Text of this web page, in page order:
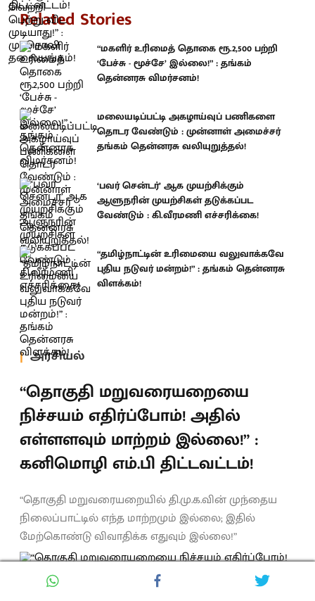
Related Stories
“மகளிர் உரிமைத் தொகை ரூ.2,500 பற்றி
‘பேச்சு - மூச்சே’ இல்லை!” : தங்கம்
தென்னரசு விமர்சனம்!
மலையடிப்பட்டி அகழாய்வுப் பணிகளை
தொடர வேண்டும் : முன்னாள் அமைச்சர்
தங்கம் தென்னரசு வலியுறுத்தல்!
‘பவர் சென்டர்’ ஆக முயற்சிக்கும்
ஆளுநரின் முயற்சிகள் தடுக்கப்பட
வேண்டும் : கி.வீரமணி எச்சரிக்கை!
“தமிழ்நாட்டின் உரிமையை வலுவாக்கவே
புதிய நடுவர் மன்றம்!” : தங்கம் தென்னரசு
விளக்கம்!
அரசியல்
“தொகுதி மறுவரையறையை
நிச்சயம் எதிர்ப்போம்! அதில்
எள்ளளவும் மாற்றம் இல்லை!” :
கனிமொழி எம்.பி திட்டவட்டம்!
“தொகுதி மறுவரையறையில் தி.மு.க.வின் முந்தைய
நிலைப்பாட்டில் எந்த மாற்றமும் இல்லை; இதில்
மேற்கொண்டு விவாதிக்க எதுவும் இல்லை!”